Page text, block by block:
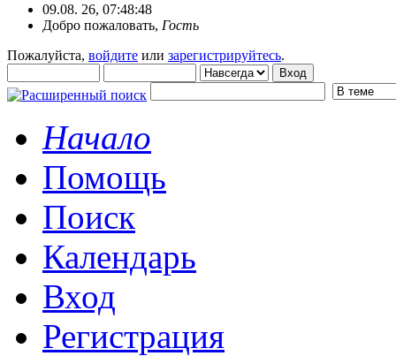
09.08. 26, 07:48:48
Добро пожаловать, Гость
Пожалуйста, войдите или зарегистрируйтесь.
Начало
Помощь
Поиск
Календарь
Вход
Регистрация